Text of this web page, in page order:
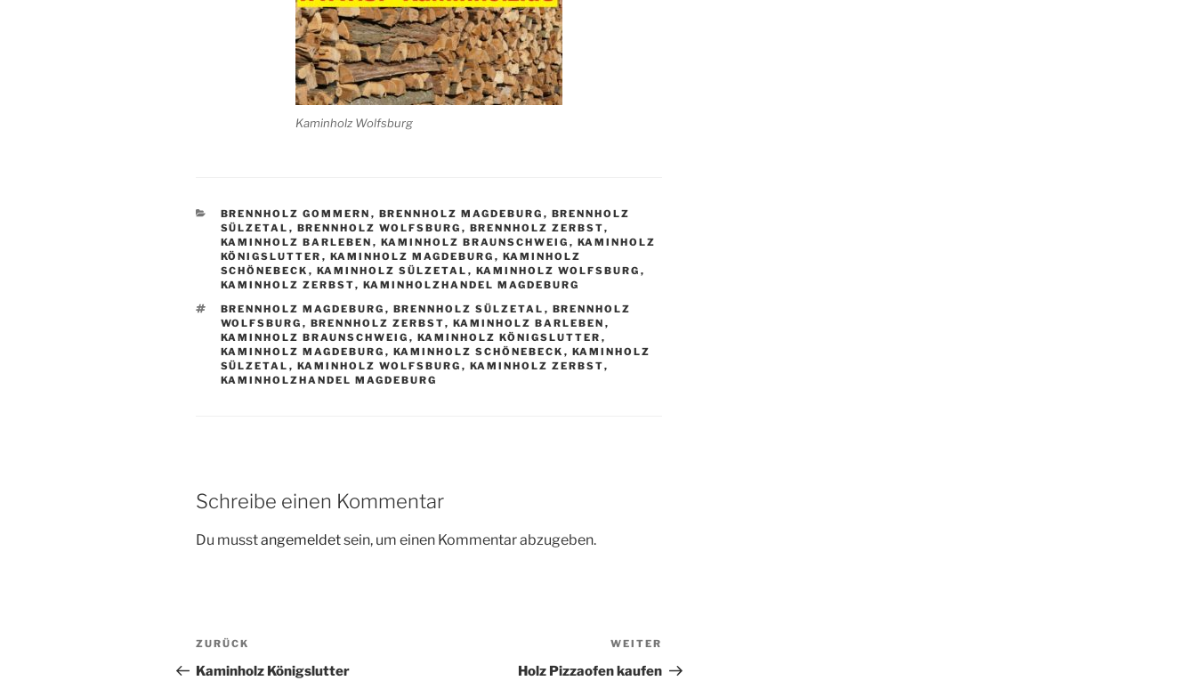
Kaminholz Wolfsburg
KATEGORIEN
BRENNHOLZ GOMMERN , BRENNHOLZ MAGDEBURG , BRENNHOLZ
SÜLZETAL , BRENNHOLZ WOLFSBURG , BRENNHOLZ ZERBST,
KAMINHOLZ BARLEBEN , KAMINHOLZ BRAUNSCHWEIG , KAMINHOLZ
KÖNIGSLUTTER , KAMINHOLZ MAGDEBURG , KAMINHOLZ
SCHÖNEBECK , KAMINHOLZ SÜLZETAL , KAMINHOLZ WOLFSBURG ,
KAMINHOLZ ZERBST, KAMINHOLZHANDEL MAGDEBURG
SCHLAGWÖRTER
BRENNHOLZ MAGDEBURG , BRENNHOLZ SÜLZETAL , BRENNHOLZ
WOLFSBURG , BRENNHOLZ ZERBST, KAMINHOLZ BARLEBEN ,
KAMINHOLZ BRAUNSCHWEIG , KAMINHOLZ KÖNIGSLUTTER ,
KAMINHOLZ MAGDEBURG , KAMINHOLZ SCHÖNEBECK , KAMINHOLZ
SÜLZETAL , KAMINHOLZ WOLFSBURG , KAMINHOLZ ZERBST,
KAMINHOLZHANDEL MAGDEBURG
Schreibe einen Kommentar
Du musstangemeldetsein, um einen Kommentar abzugeben.
Beitragsnavigation
Vorheriger
Beitrag
ZURÜCK
Kaminholz Königslutter
Beitrag
WEITER
Holz Pizzaofen kaufen